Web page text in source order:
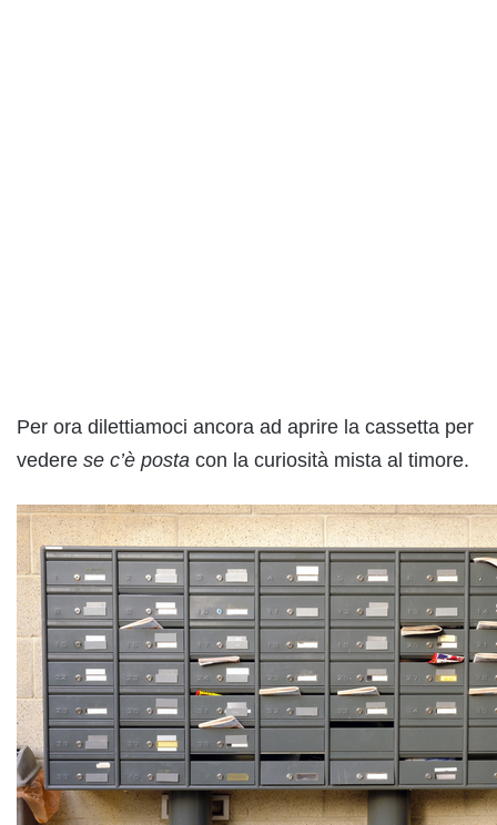
Per ora dilettiamoci ancora ad aprire la cassetta per
vedere se c’è posta con la curiosità mista al timore.